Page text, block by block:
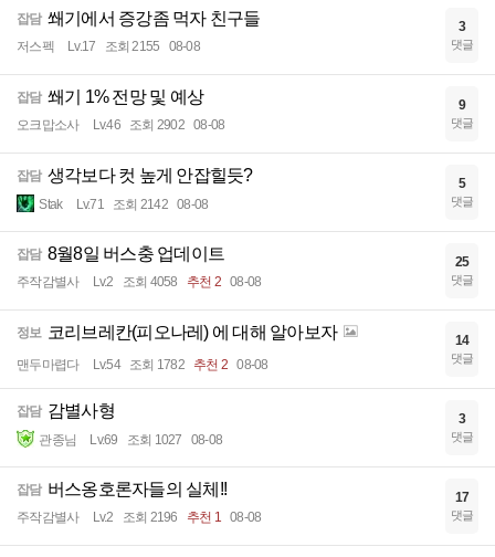
잡담 쐐기에서 증강좀 먹자 친구들
저스펙 Lv.17 조회 2155 08-08
3
댓글
잡담 쐐기 1% 전망 및 예상
오크맙소사 Lv.46 조회 2902 08-08
9
댓글
잡담 생각보다 컷 높게 안잡힐듯?
Stak Lv.71 조회 2142 08-08
5
댓글
잡담 8월8일 버스충 업데이트
주작감별사 Lv.2 조회 4058 추천 2 08-08
25
댓글
정보 코리브레칸(피오나레) 에 대해 알아보자
맨두마렵다 Lv.54 조회 1782 추천 2 08-08
14
댓글
잡담 감별사형
관종님 Lv.69 조회 1027 08-08
3
댓글
잡담 버스옹호론자들의 실체!!
주작감별사 Lv.2 조회 2196 추천 1 08-08
17
댓글